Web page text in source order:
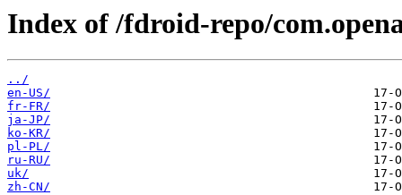
Index of /fdroid-repo/
../
en-US/
fr-FR/
ja-JP/
ko-KR/
pl-PL/
ru-RU/
uk/
zh-CN/